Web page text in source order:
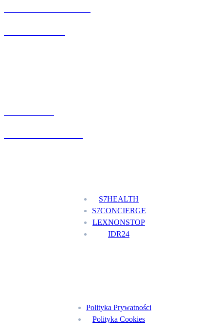
S7HEALTH
S7CONCIERGE
LEXNONSTOP
IDR24
Polityka Prywatności
Polityka Cookies